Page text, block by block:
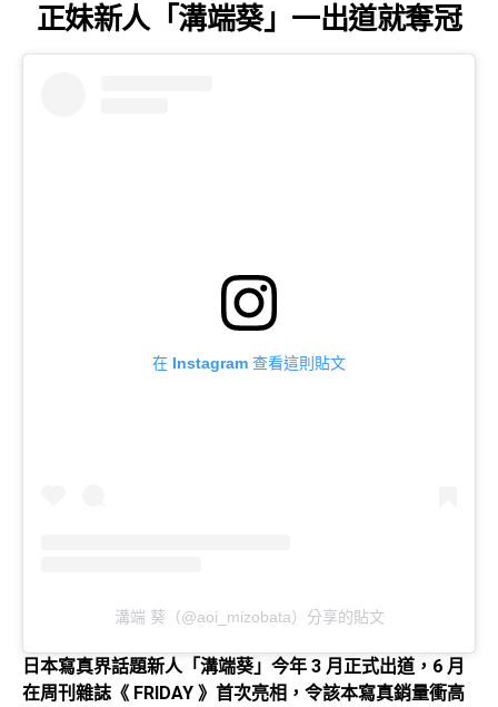
正妹新人「溝端葵」一出道就奪冠
在 Instagram 查看這則貼文
溝端 葵（@aoi_mizobata）分享的貼文
日本寫真界話題新人「溝端葵」今年 3 月正式出道，6 月
在周刊雜誌《 FRIDAY 》首次亮相，令該本寫真銷量衝高